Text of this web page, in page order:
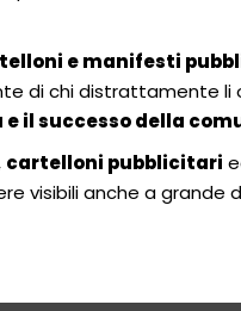
e manifesti
di chi distrattamente li
il successo della
cartelloni pubblicitari
visibili anche a